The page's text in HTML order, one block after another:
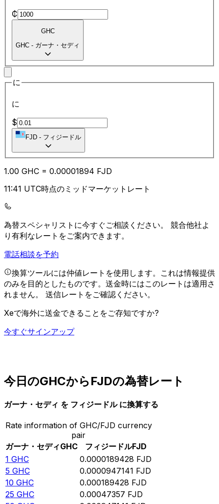
₵
GHC
GHC - ガーナ・セディ
に
に
$
FJD - フィジードル
1.00 GHC = 0.00001894 FJD
11:41 UTC時点のミッドマーケットレート
為替スペシャリストに今すぐご相談ください。 競合他社よ
り有利なレートをご案内できます。
電話相談を予約
換算ツールには仲値レートを使用します。これは情報提供
のみを目的としたものです。送金時にはこのレートは適用さ
れません。 送信レートをご確認ください。
Xeで海外に送金できることをご存知ですか?
今すぐサインアップ
今日のGHCからFJDの為替レート
ガーナ・セディ を フィジードル に換算する
Rate information of GHC/FJD currency
pair
ガーナ・セディGHC フィジードルFJD
1 GHC 0.0000189428 FJD
5 GHC 0.0000947141 FJD
10 GHC 0.000189428 FJD
25 GHC 0.00047357 FJD